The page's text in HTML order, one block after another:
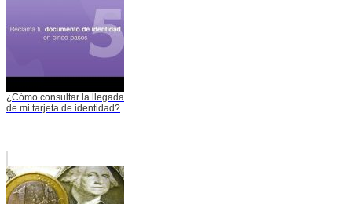
¿Cómo consultar la llegada
de mi tarjeta de identidad?